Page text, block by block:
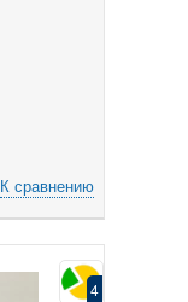
К сравнению
4